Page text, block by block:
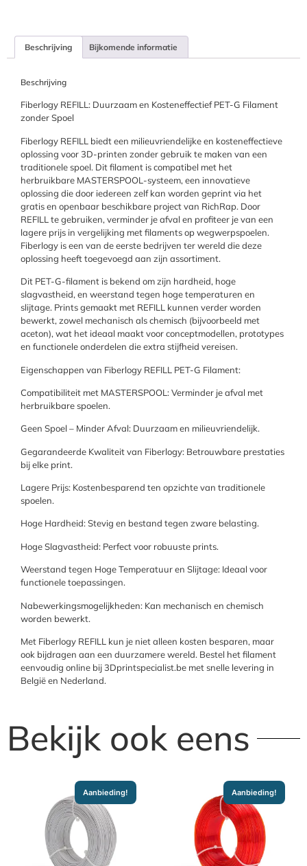
Beschrijving Bijkomende informatie
Beschrijving
Fiberlogy REFILL: Duurzaam en Kosteneffectief PET-G Filament
zonder Spoel
Fiberlogy REFILL biedt een milieuvriendelijke en kosteneffectieve
oplossing voor 3D-printen zonder gebruik te maken van een
traditionele spoel. Dit filament is compatibel met het
herbruikbare MASTERSPOOL-systeem, een innovatieve
oplossing die door iedereen zelf kan worden geprint via het
gratis en openbaar beschikbare project van RichRap. Door
REFILL te gebruiken, verminder je afval en profiteer je van een
lagere prijs in vergelijking met filaments op wegwerpspoelen.
Fiberlogy is een van de eerste bedrijven ter wereld die deze
oplossing heeft toegevoegd aan zijn assortiment.
Dit PET-G-filament is bekend om zijn hardheid, hoge
slagvastheid, en weerstand tegen hoge temperaturen en
slijtage. Prints gemaakt met REFILL kunnen verder worden
bewerkt, zowel mechanisch als chemisch (bijvoorbeeld met
aceton), wat het ideaal maakt voor conceptmodellen, prototypes
en functionele onderdelen die extra stijfheid vereisen.
Eigenschappen van Fiberlogy REFILL PET-G Filament:
Compatibiliteit met MASTERSPOOL: Verminder je afval met
herbruikbare spoelen.
Geen Spoel – Minder Afval: Duurzaam en milieuvriendelijk.
Gegarandeerde Kwaliteit van Fiberlogy: Betrouwbare prestaties
bij elke print.
Lagere Prijs: Kostenbesparend ten opzichte van traditionele
spoelen.
Hoge Hardheid: Stevig en bestand tegen zware belasting.
Hoge Slagvastheid: Perfect voor robuuste prints.
Weerstand tegen Hoge Temperatuur en Slijtage: Ideaal voor
functionele toepassingen.
Nabewerkingsmogelijkheden: Kan mechanisch en chemisch
worden bewerkt.
Met Fiberlogy REFILL kun je niet alleen kosten besparen, maar
ook bijdragen aan een duurzamere wereld. Bestel het filament
eenvoudig online bij 3Dprintspecialist.be met snelle levering in
België en Nederland.
Bekijk ook eens
Aanbieding! Aanbieding!